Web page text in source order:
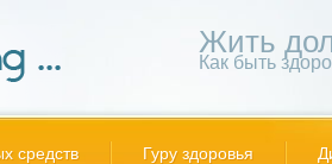
Жить
Как быть
средств Гуру здоровья